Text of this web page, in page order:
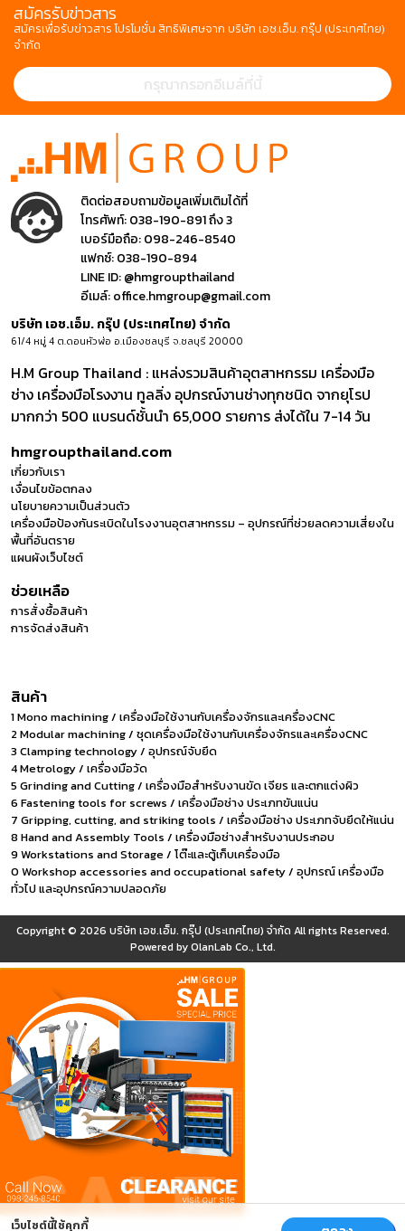
สมัครรับข่าวสาร
สมัครเพื่อรับข่าวสาร โปรโมชั่น สิทธิพิเศษจาก บริษัท เอช.เอ็ม. กรุ๊ป (ประเทศไทย)
จำกัด
ติดต่อสอบถามข้อมูลเพิ่มเติมได้ที่
โทรศัพท์:038-190-891 ถึง 3
เบอร์มือถือ:098-246-8540
แฟกซ์:038-190-894
LINE ID:@hmgroupthailand
อีเมล์:office.hmgroup@gmail.com
บริษัท เอช.เอ็ม. กรุ๊ป (ประเทศไทย) จำกัด
61/4 หมู่ 4 ต.ดอนหัวฬ่อ อ.เมืองชลบุรี จ.ชลบุรี 20000
H.M Group Thailand : แหล่งรวมสินค้าอุตสาหกรรม เครื่องมือ
ช่าง เครื่องมือโรงงาน ทูลลิ่ง อุปกรณ์งานช่างทุกชนิด จากยุโรป
มากกว่า 500 แบรนด์ชั้นนำ 65,000 รายการ ส่งได้ใน 7-14 วัน
hmgroupthailand.com
เกี่ยวกับเรา
เงื่อนไขข้อตกลง
นโยบายความเป็นส่วนตัว
เครื่องมือป้องกันระเบิดในโรงงานอุตสาหกรรม – อุปกรณ์ที่ช่วยลดความเสี่ยงใน
พื้นที่อันตราย
แผนผังเว็บไซต์
ช่วยเหลือ
การสั่งซื้อสินค้า
การจัดส่งสินค้า
สินค้า
1 Mono machining / เครื่องมือใช้งานกับเครื่องจักรและเครื่องCNC
2 Modular machining / ชุดเครื่องมือใช้งานกับเครื่องจักรและเครื่องCNC
3 Clamping technology / อุปกรณ์จับยึด
4 Metrology / เครื่องมือวัด
5 Grinding and Cutting / เครื่องมือสำหรับงานขัด เจียร และตกแต่งผิว
6 Fastening tools for screws / เครื่องมือช่าง ประเภทขันแน่น
7 Gripping, cutting, and striking tools / เครื่องมือช่าง ประเภทจับยึดให้แน่น
8 Hand and Assembly Tools / เครื่องมือช่างสำหรับงานประกอบ
9 Workstations and Storage / โต๊ะและตู้เก็บเครื่องมือ
0 Workshop accessories and occupational safety / อุปกรณ์ เครื่องมือ
ทั่วไป และอุปกรณ์ความปลอดภัย
Copyright © 2026 บริษัท เอช.เอ็ม. กรุ๊ป (ประเทศไทย) จำกัด All rights Reserved.
Powered byOlanLab Co., Ltd.
เว็บไซต์นี้ใช้คุกกี้